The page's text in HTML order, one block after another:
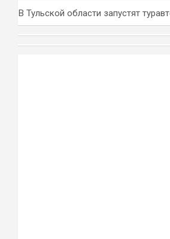
В Тульской области запустят